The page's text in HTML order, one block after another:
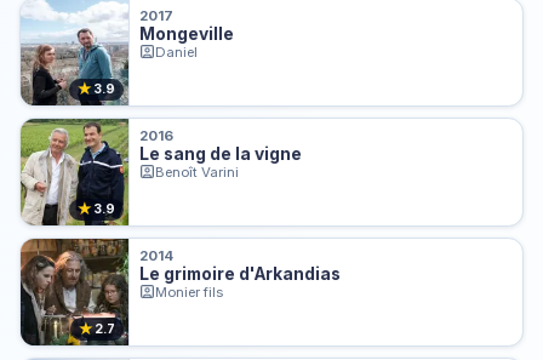
★3.9
2017
Mongeville
Daniel
★3.9
2016
Le sang de la vigne
Benoît Varini
★2.7
2014
Le grimoire d'Arkandias
Monier fils